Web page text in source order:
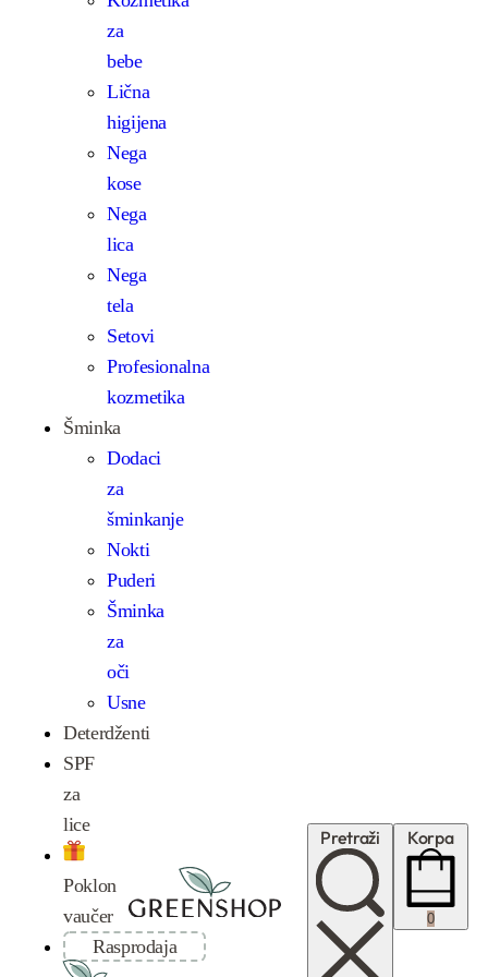
za
bebe
Lična
higijena
Nega
kose
Nega
lica
Nega
tela
Setovi
Profesionalna
kozmetika
Šminka
Dodaci
za
šminkanje
Nokti
Puderi
Šminka
za
oči
Usne
Deterdženti
SPF
za
lice
Poklon
vaučer
Rasprodaja
Pretraži Korpa
0